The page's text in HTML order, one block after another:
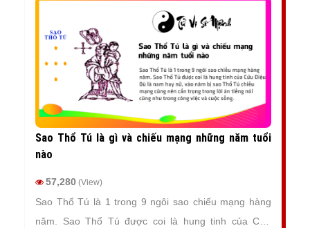
Sao Thổ Tú là gì và chiếu mạng những năm tuổi
nào
57,280 (View)
Sao Thổ Tú là 1 trong 9 ngôi sao chiếu mạng hàng
năm. Sao Thổ Tú được coi là hung tinh của Cửu